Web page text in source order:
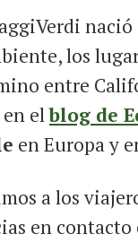
los
entre
en elblog de
en Europa y
a los
en